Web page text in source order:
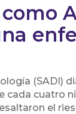
(SADI)
cada cuatro
el